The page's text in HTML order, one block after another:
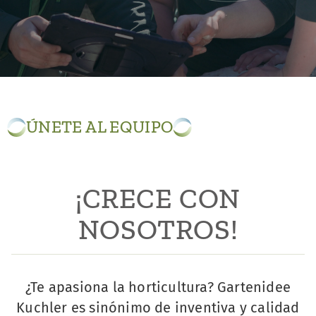
ÚNETE AL EQUIPO
¡CRECE CON
NOSOTROS!
¿Te apasiona la horticultura? Gartenidee
Kuchler es sinónimo de inventiva y calidad